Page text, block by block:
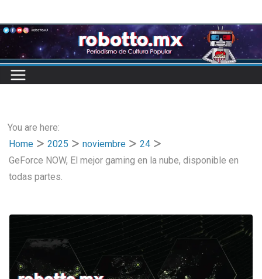
to
content
You are here:
Home
2025 noviembre
24
GeForce NOW, El mejor gaming en la nube, disponible en
todas partes.